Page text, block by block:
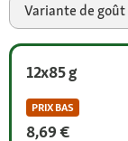
Variante de goût
12x85 g
PRIX BAS
8,69 €